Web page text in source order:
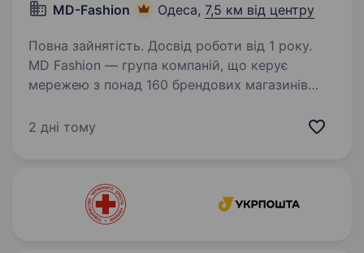
MD-Fashion Одеса, 7,5 км від центру
Повна зайнятість. Досвід роботи від 1 року.
MD Fashion — група компаній, що керує
мережею з понад 160 брендових магазинів
та представляє світові бренди Tommy Hilfiger,
2 дні тому